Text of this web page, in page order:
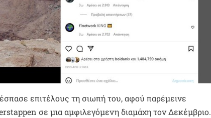
επιτέλους τη σιωπή του, αφού παρέμεινε
σε μια αμφιλεγόμενη διαμάχη τον Δεκέμβριο.